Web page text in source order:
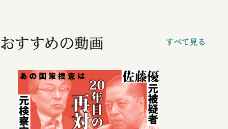
おすすめの動画 すべて見る